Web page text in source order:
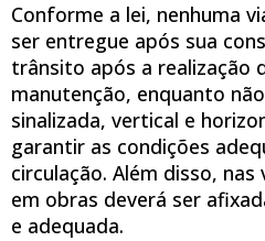
Conforme a lei, nenhuma
ser entregue após sua
trânsito após a realização
manutenção, enquanto
sinalizada, vertical e
garantir as condições
circulação. Além disso,
em obras deverá ser
e adequada.